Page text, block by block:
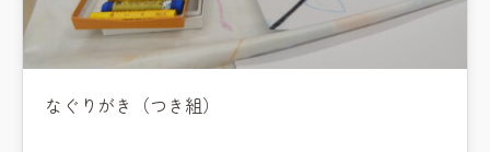
なぐりがき（つき組）